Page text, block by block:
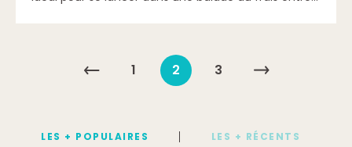
1 2 3
LES + POPULAIRES LES + RÉCENTS